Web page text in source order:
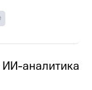
ИИ-аналитика